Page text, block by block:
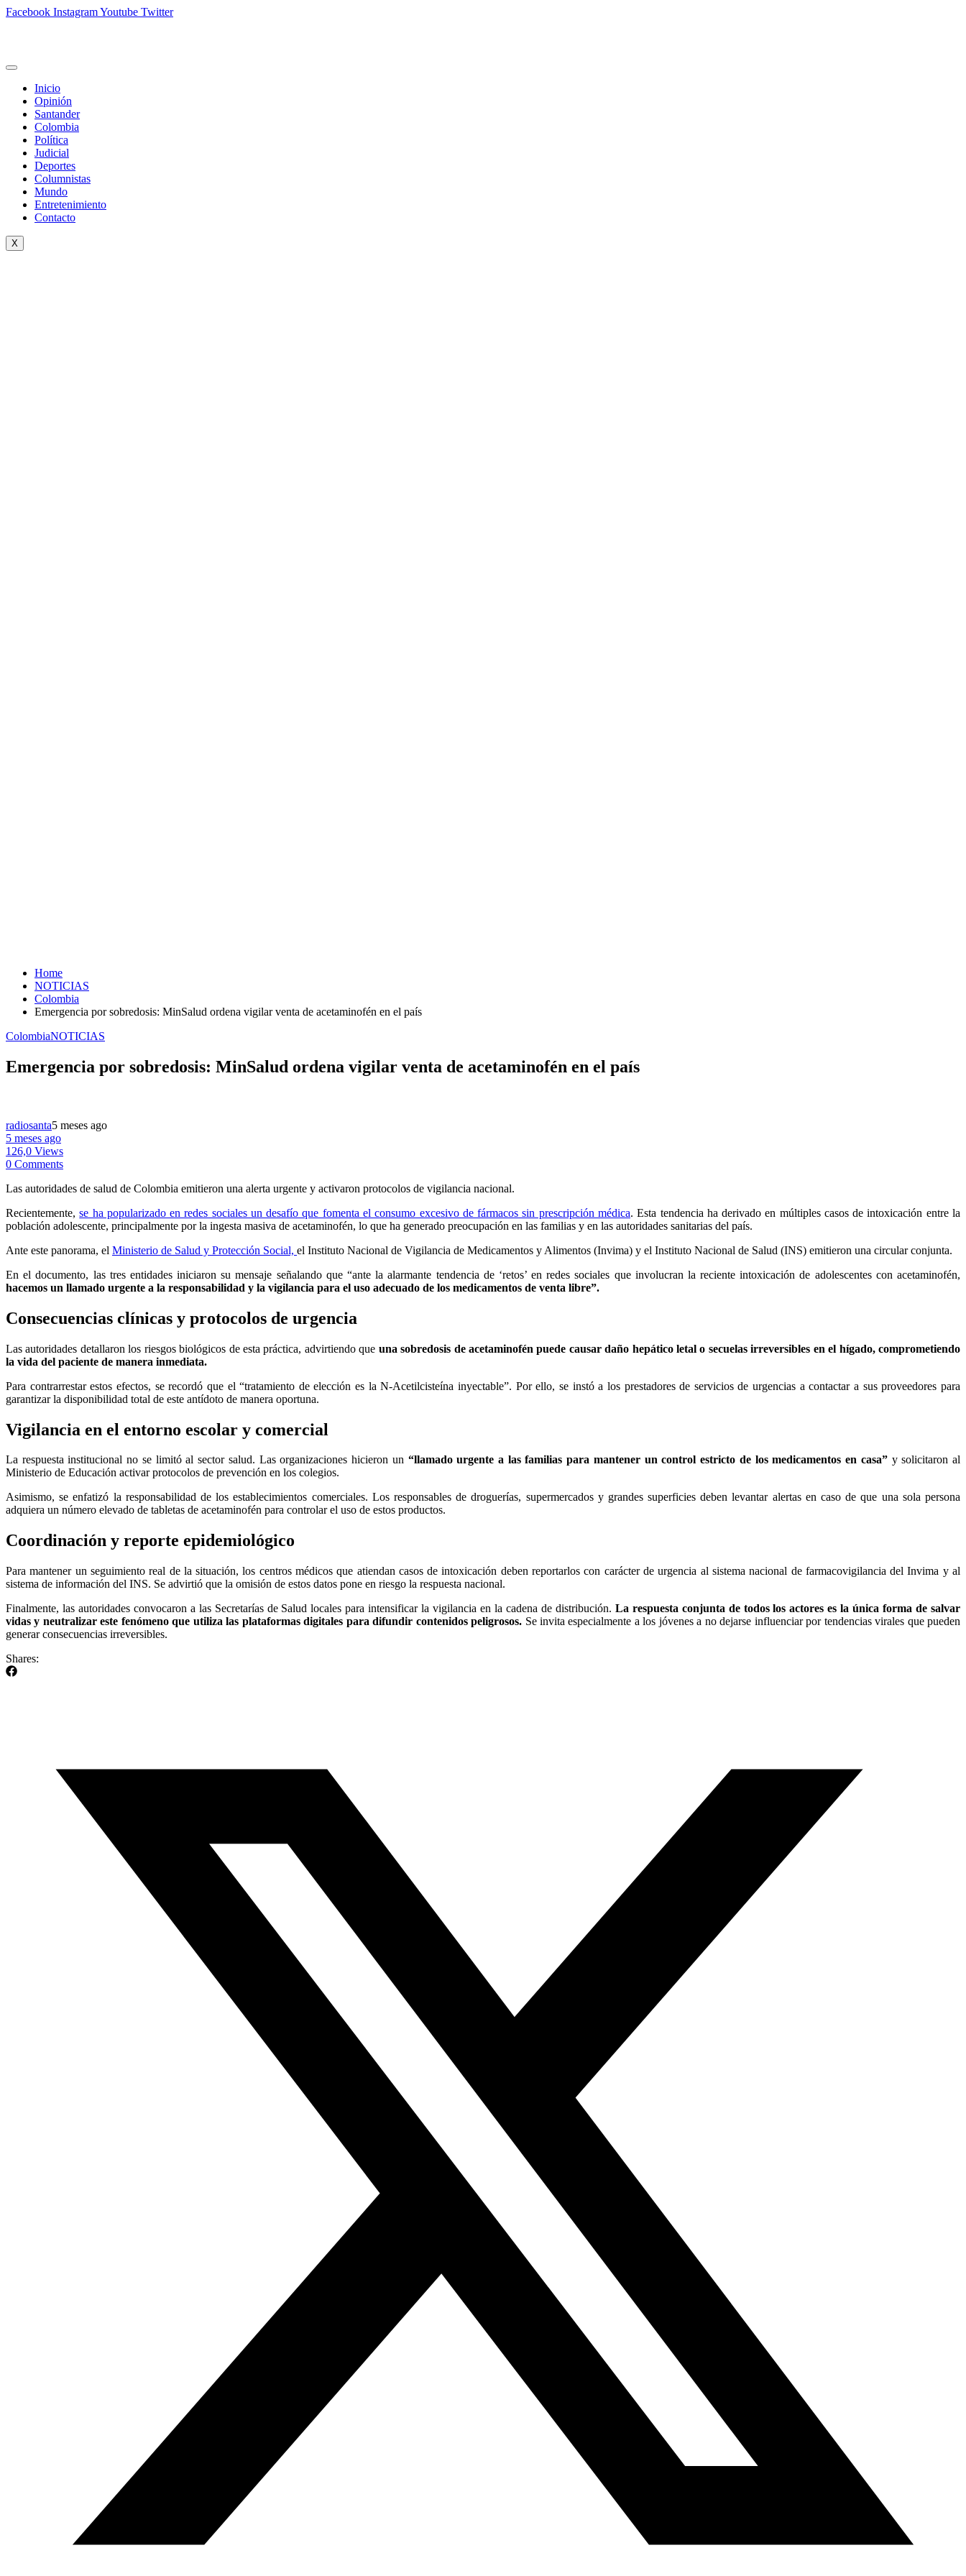
Facebook InstagramYoutube Twitter
Inicio
Opinión
Santander
Colombia
Política
Judicial
Deportes
Columnistas
Mundo
Entretenimiento
Contacto
X
Home
NOTICIAS
Colombia
Emergencia por sobredosis: MinSalud ordena vigilar venta de acetaminofén en el país
ColombiaNOTICIAS
Emergencia por sobredosis: MinSalud ordena vigilar venta de acetaminofén en el país
radiosanta5 meses ago
5 meses ago
126,0 Views
0 Comments
Las autoridades de salud de Colombia emitieron una alerta urgente y activaron protocolos de vigilancia nacional.
Recientemente,se ha popularizado en redes sociales un desafío que fomenta el consumo excesivo de fármacos sin prescripción médica. Esta tendencia ha derivado en múltiples casos de intoxicación entre la
población adolescente, principalmente por la ingesta masiva de acetaminofén, lo que ha generado preocupación en las familias y en las autoridades sanitarias del país.
Ante este panorama, el Ministerio de Salud y Protección Social, el Instituto Nacional de Vigilancia de Medicamentos y Alimentos (Invima) y el Instituto Nacional de Salud (INS) emitieron una circular conjunta.
En el documento, las tres entidades iniciaron su mensaje señalando que “ante la alarmante tendencia de ‘retos’ en redes sociales que involucran la reciente intoxicación de adolescentes con acetaminofén,
hacemos un llamado urgente a la responsabilidad y la vigilancia para el uso adecuado de los medicamentos de venta libre”.
Consecuencias clínicas y protocolos de urgencia
Las autoridades detallaron los riesgos biológicos de esta práctica, advirtiendo que una sobredosis de acetaminofén puede causar daño hepático letal o secuelas irreversibles en el hígado, comprometiendo
la vida del paciente de manera inmediata.
Para contrarrestar estos efectos, se recordó que el “tratamiento de elección es la N-Acetilcisteína inyectable”. Por ello, se instó a los prestadores de servicios de urgencias a contactar a sus proveedores para
garantizar la disponibilidad total de este antídoto de manera oportuna.
Vigilancia en el entorno escolar y comercial
La respuesta institucional no se limitó al sector salud. Las organizaciones hicieron un “llamado urgente a las familias para mantener un control estricto de los medicamentos en casa”y solicitaron al
Ministerio de Educación activar protocolos de prevención en los colegios.
Asimismo, se enfatizó la responsabilidad de los establecimientos comerciales. Los responsables de droguerías, supermercados y grandes superficies deben levantar alertas en caso de que una sola persona
adquiera un número elevado de tabletas de acetaminofén para controlar el uso de estos productos.
Coordinación y reporte epidemiológico
Para mantener un seguimiento real de la situación, los centros médicos que atiendan casos de intoxicación deben reportarlos con carácter de urgencia al sistema nacional de farmacovigilancia del Invima y al
sistema de información del INS. Se advirtió que la omisión de estos datos pone en riesgo la respuesta nacional.
Finalmente, las autoridades convocaron a las Secretarías de Salud locales para intensificar la vigilancia en la cadena de distribución. La respuesta conjunta de todos los actores es la única forma de salvar
vidas y neutralizar este fenómeno que utiliza las plataformas digitales para difundir contenidos peligrosos. Se invita especialmente a los jóvenes a no dejarse influenciar por tendencias virales que pueden
generar consecuencias irreversibles.
Shares: